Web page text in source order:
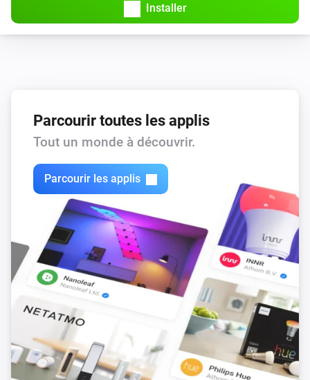
Installer
Parcourir toutes les applis
Tout un monde à découvrir.
Parcourir les applis